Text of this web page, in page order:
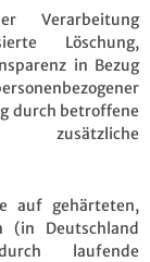
Verarbeitung
Löschung,
in Bezug
durch betroffene
zusätzliche
auf gehärteten,
(in Deutschland
laufende